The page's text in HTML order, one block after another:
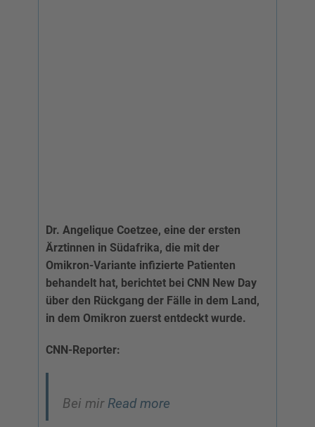
Dr. Angelique Coetzee, eine der ersten
Ärztinnen in Südafrika, die mit der
Omikron-Variante infizierte Patienten
behandelt hat, berichtet bei CNN New Day
über den Rückgang der Fälle in dem Land,
in dem Omikron zuerst entdeckt wurde.
CNN-Reporter:
Bei mirRead more